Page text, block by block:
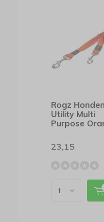
Rogz
Utility Multi
Purpose
23,15